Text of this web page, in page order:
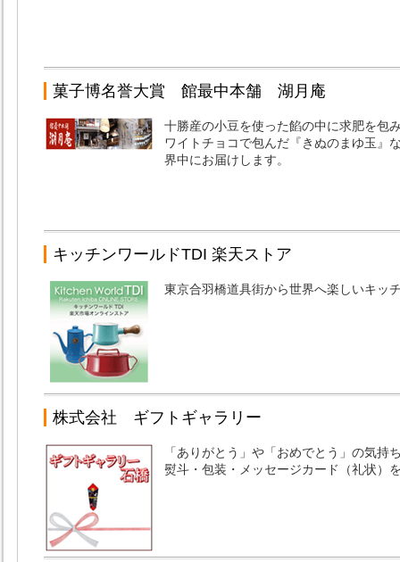
菓子博名誉大賞 館最中本舗 湖月庵
十勝産の小豆を使った餡の中に求肥を包
ワイトチョコで包んだ『きぬのまゆ玉』
界中にお届けします。
キッチンワールドTDI 楽天ストア
東京合羽橋道具街から世界へ楽しいキッ
株式会社 ギフトギャラリー
「ありがとう」や「おめでとう」の気持
熨斗・包装・メッセージカード（礼状）